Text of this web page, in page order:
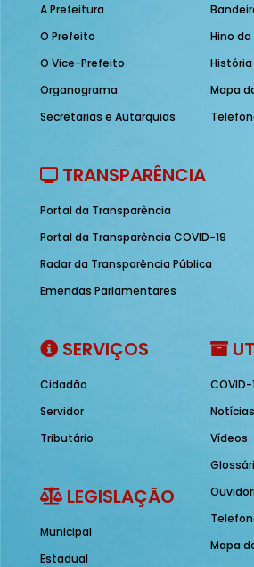
A Prefeitura
O Prefeito
O Vice-Prefeito
Organograma
Secretarias e Autarquias
Hino
História
Mapa
TRANSPARÊNCIA
Portal da Transparência
Portal da Transparência COVID-19
Radar da Transparência Pública
Emendas Parlamentares
SERVIÇOS
Cidadão
Servidor
Tributário
LEGISLAÇÃO
Municipal
Estadual
COVID-
Notícias
Vídeos
Mapa